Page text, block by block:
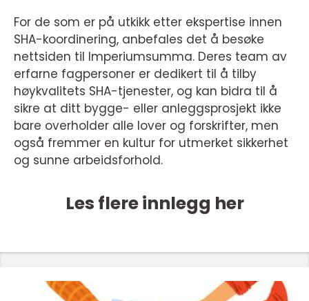
For de som er på utkikk etter ekspertise innen
SHA-koordinering, anbefales det å besøke
nettsiden til Imperiumsumma. Deres team av
erfarne fagpersoner er dedikert til å tilby
høykvalitets SHA-tjenester, og kan bidra til å
sikre at ditt bygge- eller anleggsprosjekt ikke
bare overholder alle lover og forskrifter, men
også fremmer en kultur for utmerket sikkerhet
og sunne arbeidsforhold.
Les flere innlegg her